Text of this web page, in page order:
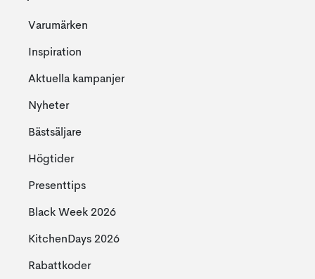
Varumärken
Inspiration
Aktuella kampanjer
Nyheter
Bästsäljare
Högtider
Presenttips
Black Week 2026
KitchenDays 2026
Rabattkoder